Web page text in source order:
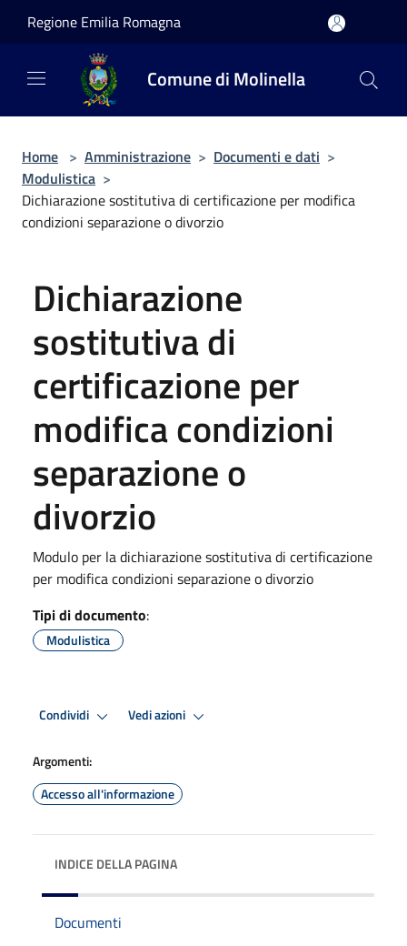
Regione Emilia Romagna
Comune di Molinella
Home > Amministrazione > Documenti e dati >
Modulistica >
Dichiarazione sostitutiva di certificazione per modifica
condizioni separazione o divorzio
Dichiarazione
sostitutiva di
certificazione per
modifica condizioni
separazione o
divorzio
Modulo per la dichiarazione sostitutiva di certificazione
per modifica condizioni separazione o divorzio
Tipi di documento:
Modulistica
Condividi Vedi azioni
Argomenti:
Accesso all'informazione
INDICE DELLA PAGINA
Documenti